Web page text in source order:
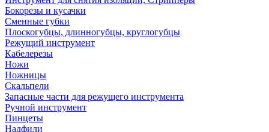
Бокорезы и кусачки
Сменные губки
Плоскогубцы, длинногубцы, круглогубцы
Режущий инструмент
Кабелерезы
Ножи
Ножницы
Скальпели
Запасные части для режущего инструмента
Ручной инструмент
Пинцеты
Надфили